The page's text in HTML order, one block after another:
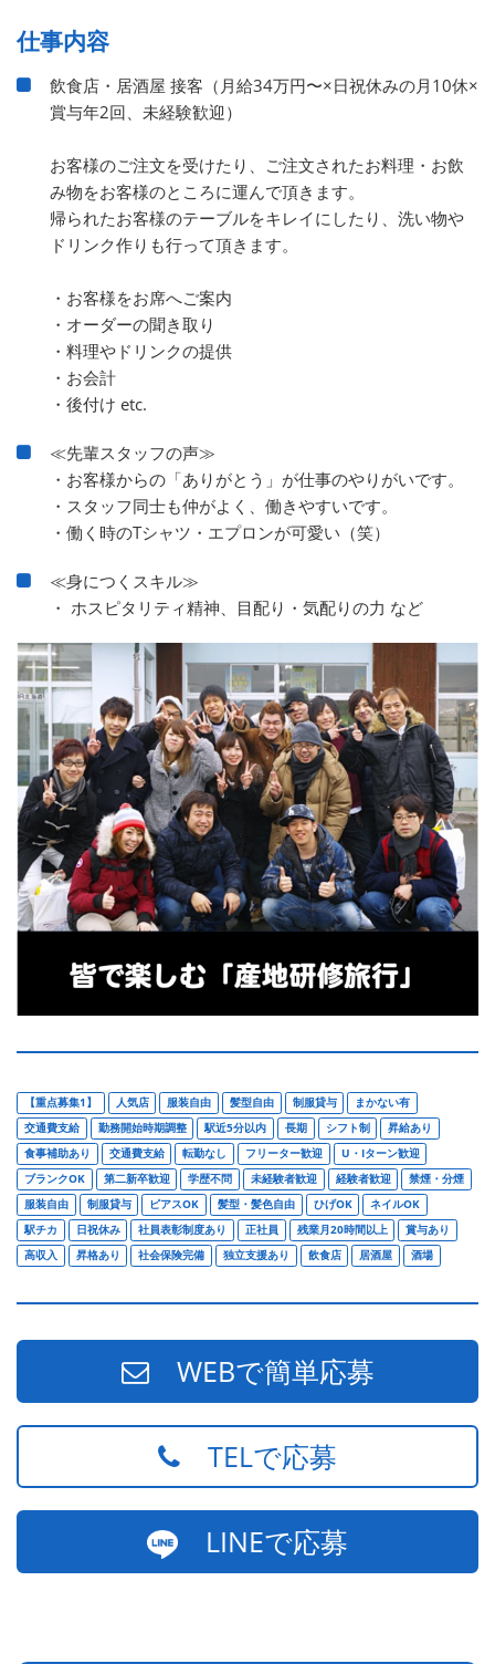
仕事内容
飲食店・居酒屋 接客（月給34万円〜×日祝休みの月10休×
賞与年2回、未経験歓迎）
お客様のご注文を受けたり、ご注文されたお料理・お飲
み物をお客様のところに運んで頂きます。
帰られたお客様のテーブルをキレイにしたり、洗い物や
ドリンク作りも行って頂きます。
・お客様をお席へご案内
・オーダーの聞き取り
・料理やドリンクの提供
・お会計
・後付け etc.
≪先輩スタッフの声≫
・お客様からの「ありがとう」が仕事のやりがいです。
・スタッフ同士も仲がよく、働きやすいです。
・働く時のTシャツ・エプロンが可愛い（笑）
≪身につくスキル≫
・ ホスピタリティ精神、目配り・気配りの力 など
【重点募集1】 人気店 服装自由 髪型自由 制服貸与
まかない有
交通費支給
勤務開始時期調整 駅近5分以内 長期 シフト制
昇給あり
食事補助あり
交通費支給 転勤なし フリーター歓迎
U・Iターン歓迎
ブランクOK
第二新卒歓迎 学歴不問 未経験者歓迎 経験者歓迎
禁煙・分煙
服装自由
制服貸与 ピアスOK 髪型・髪色自由 ひげOK
ネイルOK
駅チカ
日祝休み 社員表彰制度あり 正社員 残業月20時間以上
賞与あり
高収入
昇格あり 社会保険完備 独立支援あり 飲食店 居酒屋 酒場
WEBで簡単応募
TELで応募
LINEで応募